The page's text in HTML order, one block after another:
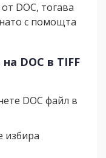
DOC, тогава
с помощта
DOC в TIFF
DOC файл в
избира